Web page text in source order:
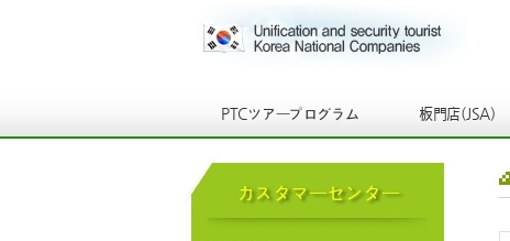
PTCツアープログラム 板門店(JSA)
カスタマーセンター